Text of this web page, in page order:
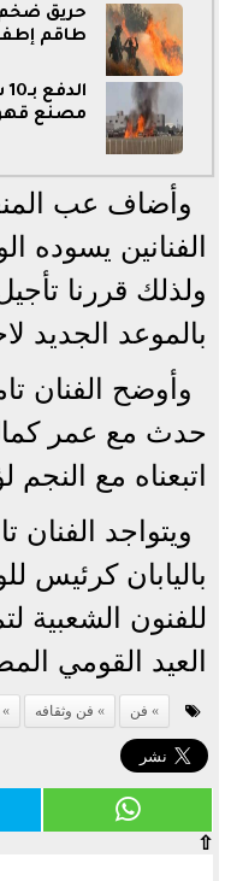
طاقم
مصنع قهوة
وأضاف عب
الفنانين يسوده
ولذلك قررنا
بالموعد الجديد
وأوضح الفنان
حدث مع عمر
اتبعناه مع
ويتواجد الفنان
باليابان كرئيس
للفنون الشعبية
العيد القومي
فن فن وثقافه
⇧